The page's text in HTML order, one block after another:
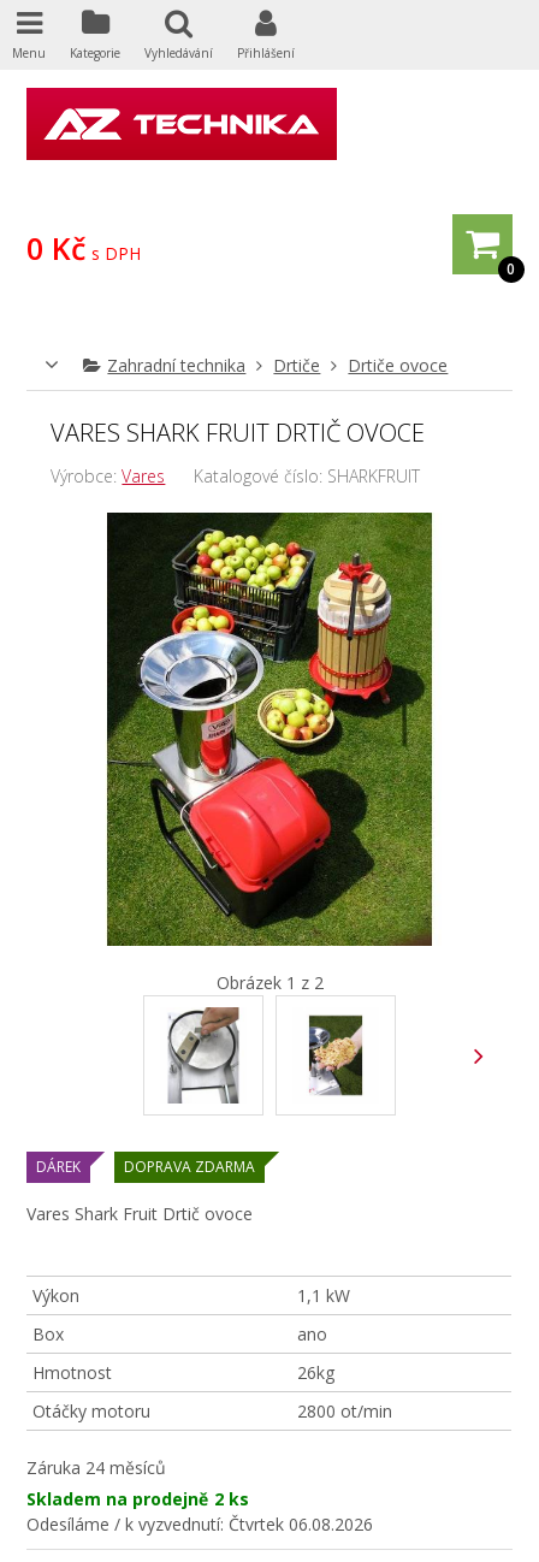
0
0 Kč s DPH
Zahradní technika Drtiče Drtiče ovoce
VARES SHARK FRUIT DRTIČ OVOCE
Výrobce:Vares Katalogové číslo: SHARKFRUIT
Obrázek 1 z 2
DÁREK DOPRAVA ZDARMA
Vares Shark Fruit Drtič ovoce
Výkon
1,1 kW
Box
ano
Hmotnost
26kg
Otáčky motoru
2800 ot/min
Záruka 24 měsíců
Skladem na prodejně 2 ks
Odesíláme / k vyzvednutí: Čtvrtek 06.08.2026
Menu Kategorie Vyhledávání Přihlášení